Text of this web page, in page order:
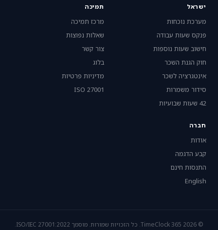
ישראל
מערכת נוכחות
פנקס שעות עבודה
חישוב שעות נוספות
חוק הגנת השכר
אינטגרציה לשכר
סידור משמרות
42 שעות שבועיות
תמיכה
מרכז תמיכה
שאלות נפוצות
צור קשר
בלוג
מדיניות פרטיות
ISO 27001
חברה
אודות
קבע הדגמה
התנסות חינם
English
© 2026 TimeClock 365. כל הזכויות שמורות. מוסמך ISO/IEC 27001:2022.